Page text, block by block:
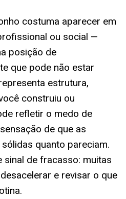
costuma aparecer em
ou social —
posição de
que pode não estar
estrutura,
construiu ou
refletir o medo de
de que as
quanto pareciam.
sinal de fracasso: muitas
e revisar o que